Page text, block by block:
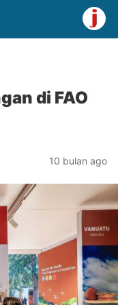
di FAO
10 bulan ago